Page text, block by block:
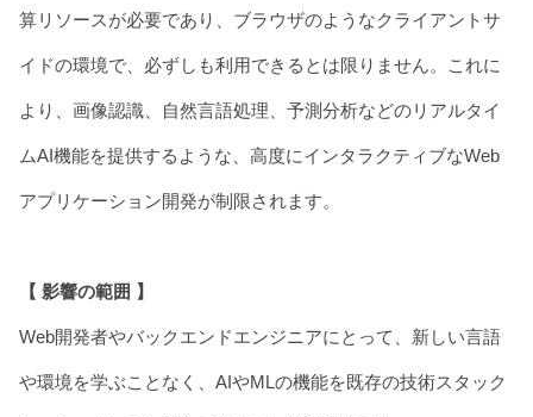
算リソースが必要であり、ブラウザのようなクライアントサ
イドの環境で、必ずしも利用できるとは限りません。これに
より、画像認識、自然言語処理、予測分析などのリアルタイ
ムAI機能を提供するような、高度にインタラクティブなWeb
アプリケーション開発が制限されます。
【 影響の範囲 】
Web開発者やバックエンドエンジニアにとって、新しい言語
や環境を学ぶことなく、AIやMLの機能を既存の技術スタック